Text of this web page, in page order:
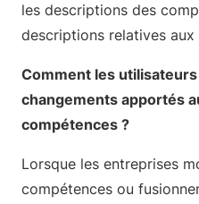
les descriptions des
descriptions relatives
Comment les
changements apportés
compétences ?
Lorsque les entreprises
compétences ou